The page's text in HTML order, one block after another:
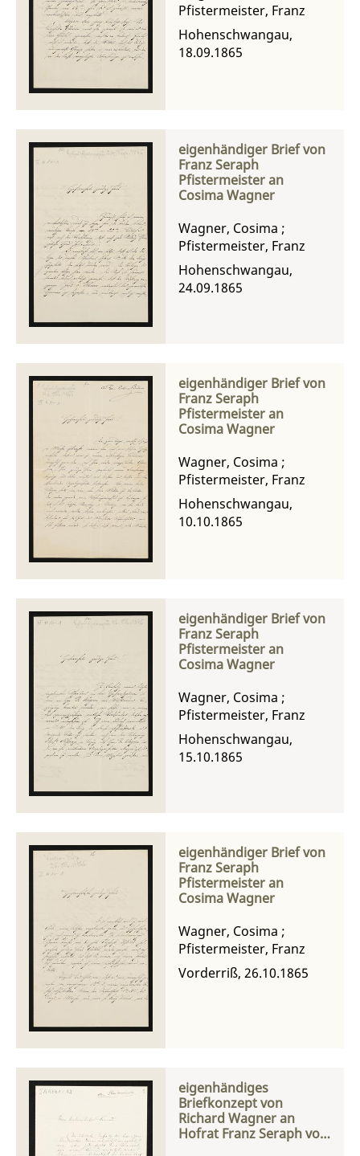
Pfistermeister, Franz
Hohenschwangau,
18.09.1865
eigenhändiger Brief von
Franz Seraph
Pfistermeister an
Cosima Wagner
Wagner, Cosima ;
Pfistermeister, Franz
Hohenschwangau,
24.09.1865
eigenhändiger Brief von
Franz Seraph
Pfistermeister an
Cosima Wagner
Wagner, Cosima ;
Pfistermeister, Franz
Hohenschwangau,
10.10.1865
eigenhändiger Brief von
Franz Seraph
Pfistermeister an
Cosima Wagner
Wagner, Cosima ;
Pfistermeister, Franz
Hohenschwangau,
15.10.1865
eigenhändiger Brief von
Franz Seraph
Pfistermeister an
Cosima Wagner
Wagner, Cosima ;
Pfistermeister, Franz
Vorderriß, 26.10.1865
eigenhändiges
Briefkonzept von
Richard Wagner an
Hofrat Franz Seraph von